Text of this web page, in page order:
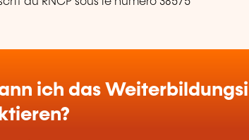
ich das